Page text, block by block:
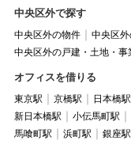
中央区外で探す
中央区外の物件
中央区
中央区外の戸建・土地・事
オフィスを借りる
東京駅 京橋駅 日本橋駅
新日本橋駅
小伝馬町駅
馬喰町駅
浜町駅 銀座駅